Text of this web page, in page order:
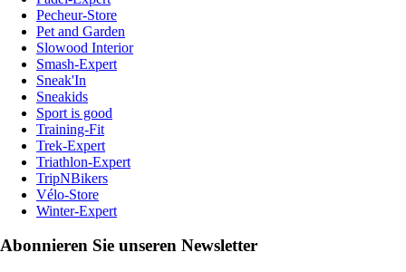
Pecheur-Store
Pet and Garden
Slowood Interior
Smash-Expert
Sneak'In
Sneakids
Sport is good
Training-Fit
Trek-Expert
Triathlon-Expert
TripNBikers
Vélo-Store
Winter-Expert
Abonnieren Sie unseren Newsletter